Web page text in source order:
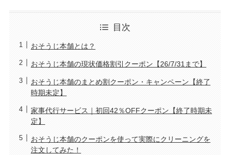
目次
おそうじ本舗とは？
おそうじ本舗の現状価格割引クーポン【26/7/31まで】
おそうじ本舗のまとめ割クーポン・キャンペーン【終了
時期未定】
家事代行サービス｜初回42％OFFクーポン【終了時期未
定】
おそうじ本舗のクーポンを使って実際にクリーニングを
注文してみた！